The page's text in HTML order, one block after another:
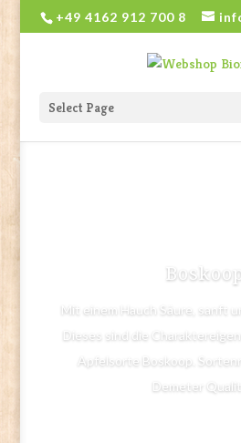
+49 4162 912 700 8
Select Page
Mit einem Hauch Säure, sanft
Dieses sind die
Apfelsorte Boskoop.
Demeter